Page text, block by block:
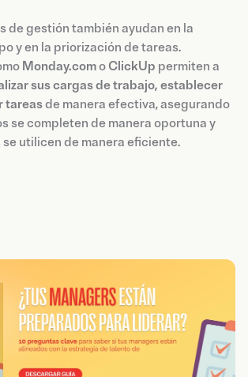
de gestión también ayudan en la
y en la priorización de tareas.
Monday.como ClickUp permiten a
sus cargas de trabajo, establecer
tareasde manera efectiva, asegurando
se completen de manera oportuna y
utilicen de manera eficiente.